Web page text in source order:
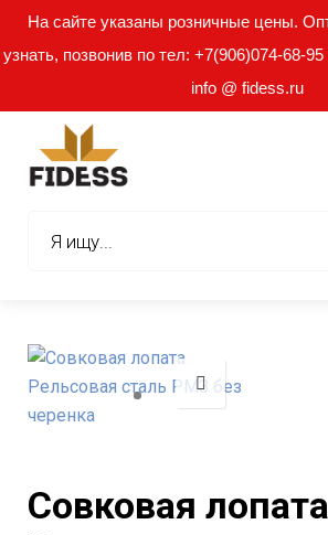
На сайте указаны розничные цены.
узнать, позвонив по тел: +7(906)074-68-
info @ fidess.ru
Совковая лопата